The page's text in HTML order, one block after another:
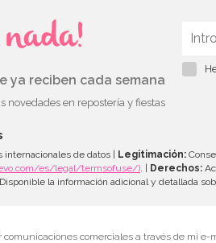
nada!
ya reciben cada semana
novedades en repostería y fiestas
internacionales de datos | Legitimación:
es/legal/termsofuse/) . | Derechos:
Disponible la información adicional y detallada
comerciales a través de mi e-